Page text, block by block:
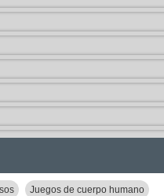
Juegos de cuerpo humano